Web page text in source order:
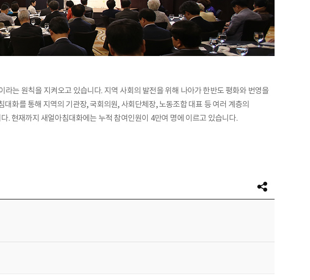
는 원칙을 지켜오고 있습니다. 지역 사회의 발전을 위해 나아가 한반도 평화와 번영을
화를 통해 지역의 기관장, 국회의원, 사회단체장, 노동조합 대표 등 여러 계층의
. 현재까지 새얼아침대화에는 누적 참여인원이 4만여 명에 이르고 있습니다.